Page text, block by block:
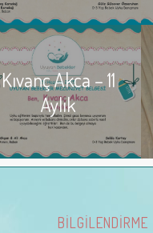
Kıvanç Akca – 11
Aylık
BİLGİLENDİRME